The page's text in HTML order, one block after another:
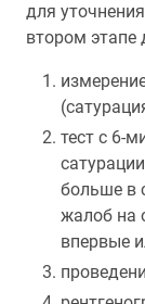
для
втором этапе
тест с 6-
больше в
жалоб на
впервые